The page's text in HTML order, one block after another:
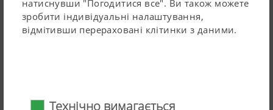
натиснувши "Погодитися все". Ви також можете
зробити індивідуальні налаштування,
відмітивши перераховані клітинки з даними.
Технічно вимагається
IMPRESS 3190 V
IMPRESS 3190 V MASTER